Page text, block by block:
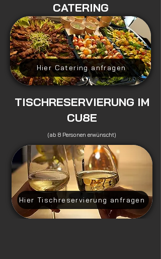
CATERING
Hier Catering anfragen
TISCHRESERVIERUNG IM
CU8E
(ab 8 Personen erwünscht)
Hier Tischreservierung anfragen